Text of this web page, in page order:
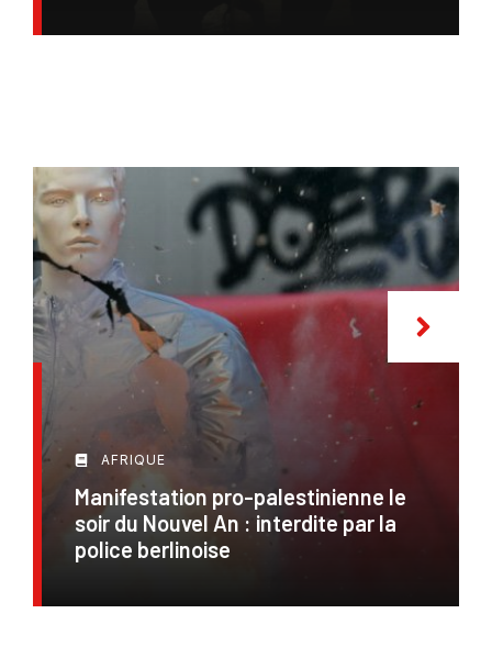
AFRIQUE
Manifestation pro-palestinienne le
soir du Nouvel An : interdite par la
police berlinoise